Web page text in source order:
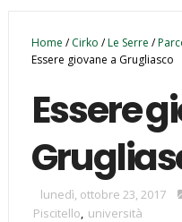
Home / Cirko /Le Serre /
Essere giovane a Grugliasco
Essere
lunedì, ottobre 23, 2017
Piscitello, università